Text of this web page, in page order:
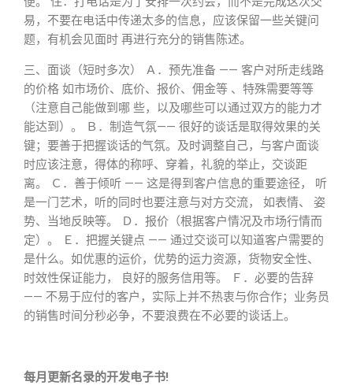
易，不要在电话中传递太多的信息，应该保留一些关键问
题，有机会见面时 再进行充分的销售陈述。
三、面谈（短时多次） Ａ．预先准备 —— 客户对所走线路
的价格 如市场价、底价、报价、佣金等 、特殊需要等等
（注意自己能做到哪 些，以及哪些可以通过双方的能力才
能达到）。 Ｂ．制造气氛—— 很好的谈话是取得效果的关
键；要善于把握谈话的气氛。及时调整自己，与客户面谈
时应该注意，得体的称呼、穿着，礼貌的举止，交谈距
离。 Ｃ．善于倾听 —— 这是得到客户信息的重要途径， 听
是一门艺术，听的同时也要注意与对方交流， 如表情、 姿
势、当地反映等。 Ｄ．报价（根据客户情况及市场行情而
定）。 Ｅ．把握关键点 —— 通过交谈可以知道客户需要的
是什么。如优惠的运价，优势的运力资源，货物安全性、
时效性保证能力， 良好的服务信用等。 Ｆ．必要的告辞
—— 不易于应付的客户，实际上并不热衷与你合作；业务员
的销售时间分秒必争，不要浪费在不必要的谈话上。
每月更新名录的开发电子书!